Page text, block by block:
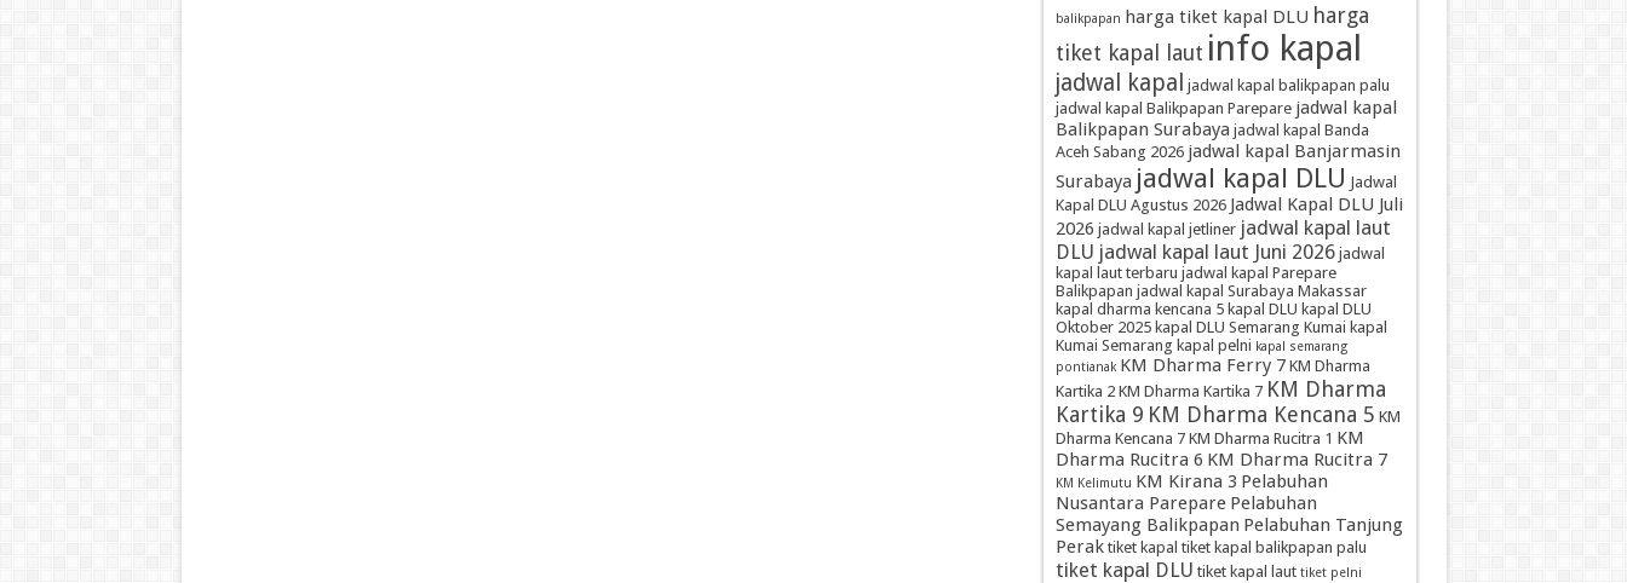
balikpapan harga tiket kapal DLU harga
tiket kapal laut info kapal
jadwal kapal jadwal kapal balikpapan palu
jadwal kapal Balikpapan Parepare jadwal kapal
Balikpapan Surabaya jadwal kapal Banda
Aceh Sabang 2026 jadwal kapal Banjarmasin
Surabaya jadwal kapal DLU Jadwal
Kapal DLU Agustus 2026 Jadwal Kapal DLU Juli
2026 jadwal kapal jetliner jadwal kapal laut
DLU jadwal kapal laut Juni 2026 jadwal
kapal laut terbaru jadwal kapal Parepare
Balikpapan jadwal kapal Surabaya Makassar
kapal dharma kencana 5 kapal DLU kapal DLU
Oktober 2025 kapal DLU Semarang Kumai kapal
Kumai Semarang kapal pelni kapal semarang
pontianak KM Dharma Ferry 7 KM Dharma
Kartika 2 KM Dharma Kartika 7 KM Dharma
Kartika 9 KM Dharma Kencana 5 KM
Dharma Kencana 7 KM Dharma Rucitra 1 KM
Dharma Rucitra 6 KM Dharma Rucitra 7
KM Kelimutu KM Kirana 3 Pelabuhan
Nusantara Parepare Pelabuhan
Semayang Balikpapan Pelabuhan Tanjung
Perak tiket kapal tiket kapal balikpapan palu
tiket kapal DLU tiket kapal laut tiket pelni